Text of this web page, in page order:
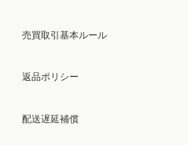
売買取引基本ルール
返品ポリシー
配送遅延補償